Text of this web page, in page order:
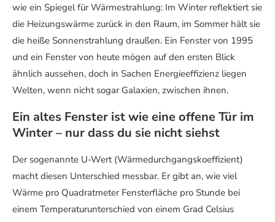
wie ein Spiegel für Wärmestrahlung: Im Winter reflektiert sie
die Heizungswärme zurück in den Raum, im Sommer hält sie
die heiße Sonnenstrahlung draußen. Ein Fenster von 1995
und ein Fenster von heute mögen auf den ersten Blick
ähnlich aussehen, doch in Sachen Energieeffizienz liegen
Welten, wenn nicht sogar Galaxien, zwischen ihnen.
Ein altes Fenster ist wie eine offene Tür im
Winter – nur dass du sie nicht siehst
Der sogenannte U-Wert (Wärmedurchgangskoeffizient)
macht diesen Unterschied messbar. Er gibt an, wie viel
Wärme pro Quadratmeter Fensterfläche pro Stunde bei
einem Temperaturunterschied von einem Grad Celsius